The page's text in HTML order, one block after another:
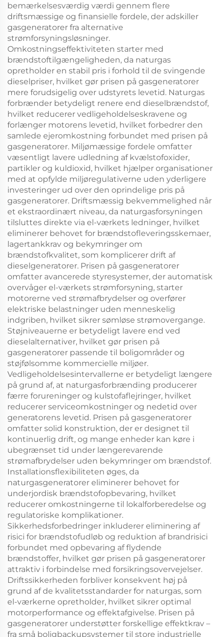
bemærkelsesværdig værdi gennem flere
driftsmæssige og finansielle fordele, der adskiller
gasgeneratorer fra alternative
strømforsyningsløsninger.
Omkostningseffektiviteten starter med
brændstoftilgængeligheden, da naturgas
opretholder en stabil pris i forhold til de svingende
dieselpriser, hvilket gør prisen på gasgeneratorer
mere forudsigelig over udstyrets levetid. Naturgas
forbrænder betydeligt renere end dieselbrændstof,
hvilket reducerer vedligeholdelseskravene og
forlænger motorens levetid, hvilket forbedrer den
samlede ejeromkostning forbundet med prisen på
gasgeneratorer. Miljømæssige fordele omfatter
væsentligt lavere udledning af kvælstofoxider,
partikler og kuldioxid, hvilket hjælper organisationer
med at opfylde miljøregulativerne uden yderligere
investeringer ud over den oprindelige pris på
gasgeneratorer. Driftsmæssig bekvemmelighed når
et ekstraordinært niveau, da naturgasforsyningen
tilsluttes direkte via el-værkets ledninger, hvilket
eliminerer behovet for brændstofleveringsskemaer,
lagertankkrav og bekymringer om
brændstofkvalitet, som komplicerer drift af
dieselgeneratorer. Prisen på gasgeneratorer
omfatter avancerede styresystemer, der automatisk
overvåger el-værkets strømforsyning, starter
motorerne ved strømafbrydelser og overfører
elektriske belastninger uden menneskelig
indgriben, hvilket sikrer sømløse strømovergange.
Støjniveauerne er betydeligt lavere end ved
dieselalternativer, hvilket gør prisen på
gasgeneratorer passende til boligområder og
støjfølsomme kommercielle miljøer.
Vedligeholdelsesintervallerne er betydeligt længere
på grund af, at naturgasforbrænding producerer
færre forureninger og kulstofaflejringer, hvilket
reducerer serviceomkostninger og nedetid over
generatorens levetid. Prisen på gasgeneratorer
omfatter solid konstruktion, der er designet til
kontinuerlig drift, og mange enheder kan køre i
ubegrænset tid under længerevarende
strømafbrydelser uden bekymringer om brændstof.
Installationsflexibiliteten øges, da
naturgasgeneratorer eliminerer behovet for
underjordisk brændstofopbevaring, hvilket
reducerer omkostningerne til lokalforberedelse og
regulatoriske komplikationer.
Sikkerhedsforbedringer inkluderer eliminering af
risici for brændstofudløb og reduktion af brandrisici
forbundet med opbevaring af flydende
brændstoffer, hvilket gør prisen på gasgeneratorer
attraktiv i forbindelse med forsikringsovervejelser.
Driftssikkerheden forbliver konsekvent høj på
grund af de kvalitetsstandarder for naturgas, som
el-værkerne opretholder, hvilket sikrer optimal
motorperformance og effektafgivelse. Prisen på
gasgeneratorer understøtter forskellige effektkrav –
fra små boligbackupsystemer til store industrielle